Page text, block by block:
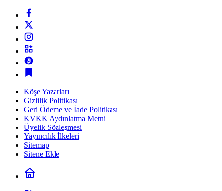
Köşe Yazarları
Gizlilik Politikası
Geri Ödeme ve İade Politikası
KVKK Aydınlatma Metni
Üyelik Sözleşmesi
Yayıncılık İlkeleri
Sitemap
Sitene Ekle